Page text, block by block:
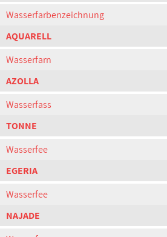
Wasserfarbenzeichnung
AQUARELL
Wasserfarn
AZOLLA
Wasserfass
TONNE
Wasserfee
EGERIA
Wasserfee
NAJADE